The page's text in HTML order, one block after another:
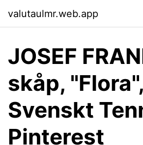
valutaulmr.web.app
JOSEF
skåp,
Svenskt
Pinterest